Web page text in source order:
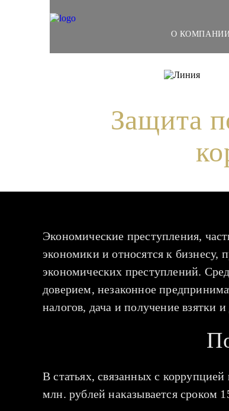
О
Защита
Экономические преступления,
экономики и относятся к бизнесу,
экономических преступлений.
доверием, незаконное
налогов, дача и получение взятки и
В статьях, связанных с
млн. рублей наказывается сроком